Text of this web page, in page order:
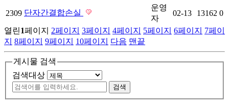
2309 단자간결합손실
운영
자
02-13 13162 0
열린1페이지 2페이지 3페이지 4페이지 5페이지 6페이지 7페이
지 8페이지 9페이지 10페이지 다음 맨끝
게시물 검색
검색대상
검색